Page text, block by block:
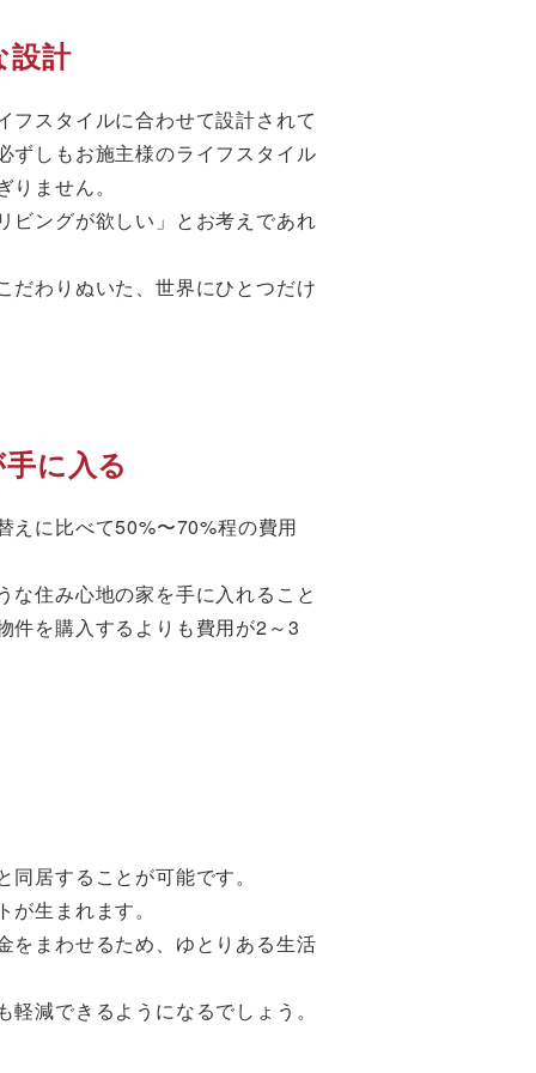
設計
フスタイルに合わせて設計されて
ずしもお施主様のライフスタイル
ません。
ビングが欲しい」とお考えであれ
だわりぬいた、世界にひとつだけ
に入る
えに比べて50%〜70%程の費用
な住み心地の家を手に入れること
件を購入するよりも費用が2～3
居することが可能です。
生まれます。
をまわせるため、ゆとりある生活
減できるようになるでしょう。